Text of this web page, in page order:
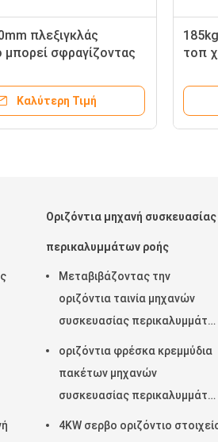
πλεξιγκλάς
μπορεί σφραγίζοντας
αυτόματος μπορεί
επεξεργαστεί
Καλύτερη Τιμή
τοπ
που
Οριζόντια μηχανή συσκευασίας
περικαλυμμάτων ροής
Μεταβιβάζοντας την
οριζόντια ταινία μηχανών
συσκευασίας περικαλυμμάτων
ροής 220V στο κατώτατο
σημείο 450mm πλάτος ταινιών
οριζόντια φρέσκα κρεμμύδια
πακέτων μηχανών
συσκευασίας περικαλυμμάτων
ροής 150pcs/Min KOP
4KW σερβο οριζόντιο